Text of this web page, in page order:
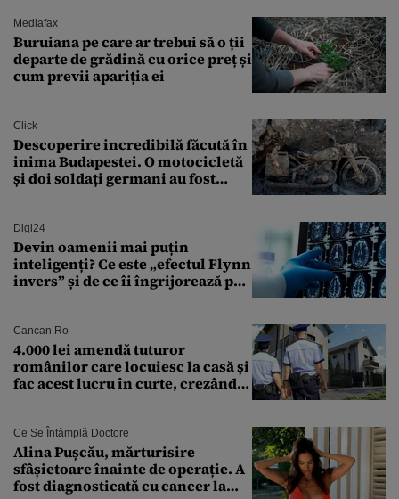
Mediafax
Buruiana pe care ar trebui să o ții
departe de grădină cu orice preț și
cum previi apariția ei
Click
Descoperire incredibilă făcută în
inima Budapestei. O motocicletă
și doi soldați germani au fost
Digi24
Devin oamenii mai puțin
inteligenți? Ce este „efectul Flynn
invers” și de ce îi îngrijorează pe
Cancan.ro
4.000 lei amendă tuturor
românilor care locuiesc la casă și
fac acest lucru în curte, crezând
Ce Se Întâmplă Doctore
Alina Pușcău, mărturisire
sfâșietoare înainte de operație. A
fost diagnosticată cu cancer la